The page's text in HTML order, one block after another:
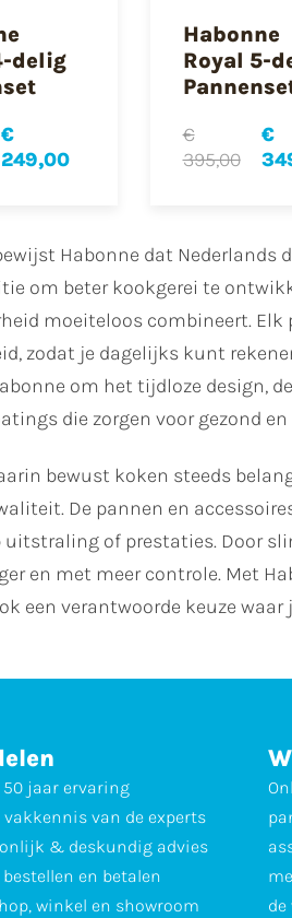
delig
€
249,00
Habonne
Royal 5-
€
395,00
€
Habonne dat
om beter kookgerei te
moeiteloos combineert.
zodat je dagelijks kunt
om het tijdloze design,
die zorgen voor gezond
bewust koken steeds
De pannen en
uitstraling of prestaties. Door
en met meer controle. Met
een verantwoorde keuze
jaar ervaring
vakkennis van de experts
& deskundig advies
en betalen
winkel en showroom